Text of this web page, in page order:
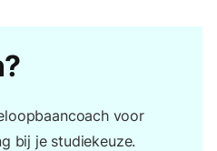
voor
bij je studiekeuze.